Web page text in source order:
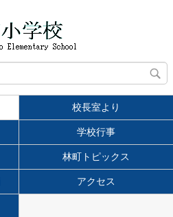
校長室より
学校行事
林町トピックス
アクセス